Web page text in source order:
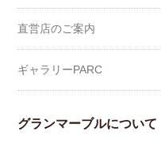
直営店のご案内
ギャラリーPARC
グランマーブルについて